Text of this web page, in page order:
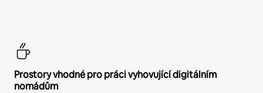
Prostory vhodné pro práci vyhovující digitálním
nomádům